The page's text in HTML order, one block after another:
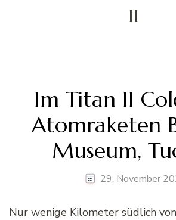
II
Im Titan II
Atomraketen
Museum,
29. November
Nur wenige Kilometer südlich